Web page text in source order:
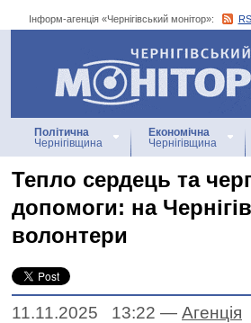
Інформ-агенція «Чернігівський монітор»:
Інформ-агенція
«Чернігівський монітор»
Політична
Чернігівщина
Економічна
Чернігівщина
Тепло сердець та
допомоги: на
волонтери
11.11.2025 13:22 — Агенцiя